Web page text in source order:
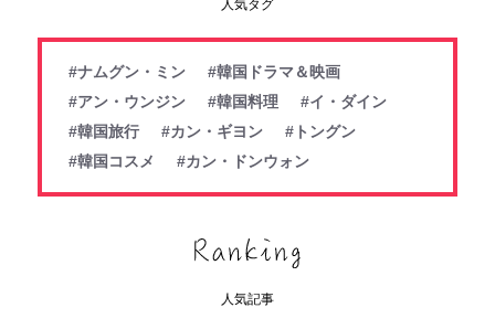
人気タグ
#ナムグン・ミン
#韓国ドラマ＆映画
#アン・ウンジン
#韓国料理
#イ・ダイン
#韓国旅行
#カン・ギヨン
#トングン
#韓国コスメ
#カン・ドンウォン
人気記事